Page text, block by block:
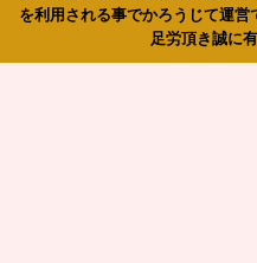
を利用される事でかろうじて運
足労頂き誠に